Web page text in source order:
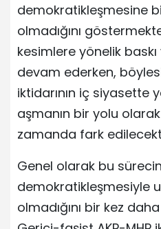
demokratikleşmesine bir
olmadığını
kesimlere yönelik
devam ederken,
iktidarının iç siyasette
aşmanın bir yolu
zamanda fark
Genel olarak bu
demokratikleşmesiyle
olmadığını bir kez